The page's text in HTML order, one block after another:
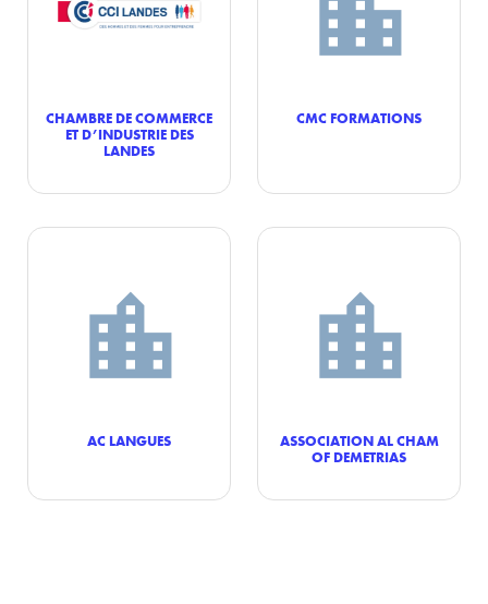
CHAMBRE DE COMMERCE
ET D’INDUSTRIE DES
LANDES
CMC FORMATIONS
AC LANGUES
ASSOCIATION AL CHAM
OF DEMETRIAS